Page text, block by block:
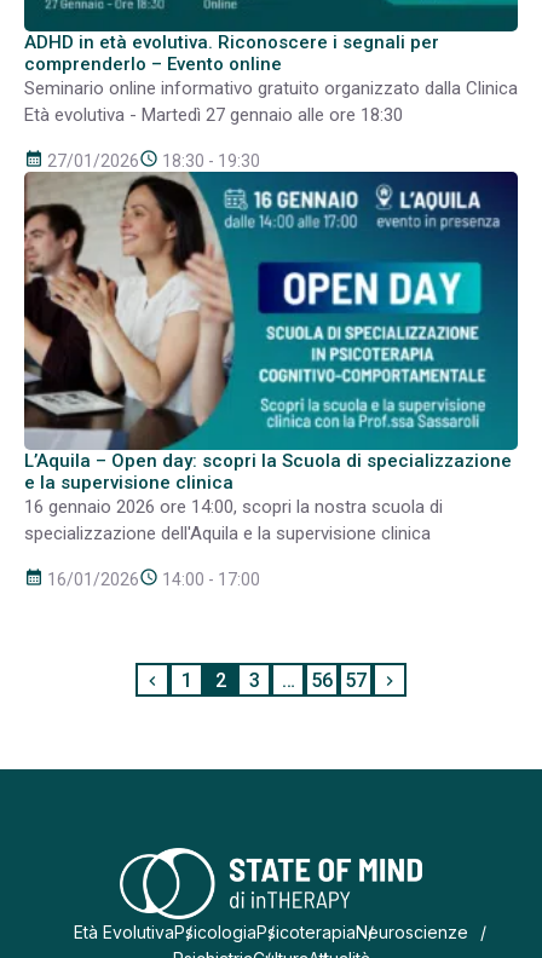
ADHD in età evolutiva. Riconoscere i segnali per
comprenderlo – Evento online
Seminario online informativo gratuito organizzato dalla Clinica
Età evolutiva - Martedì 27 gennaio alle ore 18:30
calendar_month 27/01/2026schedule 18:30 - 19:30
L’Aquila – Open day: scopri la Scuola di specializzazione
e la supervisione clinica
16 gennaio 2026 ore 14:00, scopri la nostra scuola di
specializzazione dell'Aquila e la supervisione clinica
calendar_month 16/01/2026schedule 14:00 - 17:00
chevron_left 1 2 3 … 56 57 chevron_right
Età EvolutivaPsicologiaPsicoterapiaNeuroscienze